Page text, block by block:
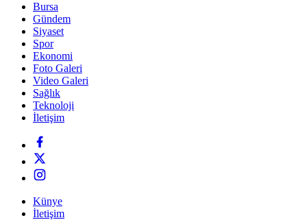
Bursa
Gündem
Siyaset
Spor
Ekonomi
Foto Galeri
Video Galeri
Sağlık
Teknoloji
İletişim
Künye
İletişim